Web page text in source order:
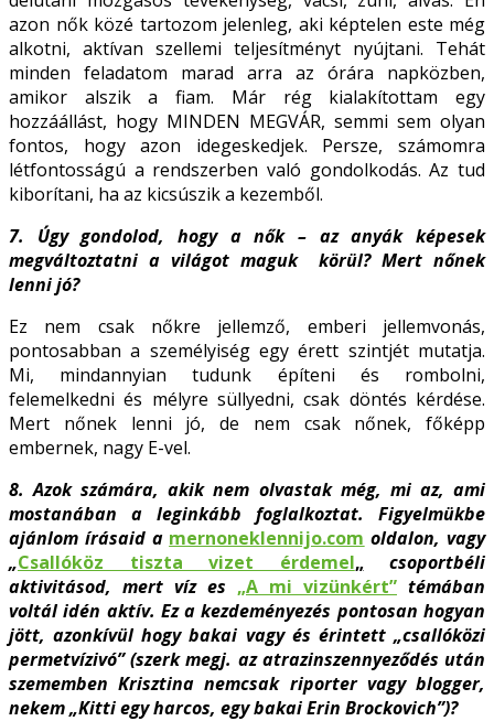
azon nők közé tartozom jelenleg, aki képtelen este még
alkotni, aktívan szellemi teljesítményt nyújtani. Tehát
minden feladatom marad arra az órára napközben,
amikor alszik a fiam. Már rég kialakítottam egy
hozzáállást, hogy MINDEN MEGVÁR, semmi sem olyan
fontos, hogy azon idegeskedjek. Persze, számomra
létfontosságú a rendszerben való gondolkodás. Az tud
kiborítani, ha az kicsúszik a kezemből.
7. Úgy gondolod, hogy a nők – az anyák képesek
megváltoztatni a világot magukkörül? Mert nőnek
lenni jó?
Ez nem csak nőkre jellemző, emberi jellemvonás,
pontosabban a személyiség egy érett szintjét mutatja.
Mi, mindannyian tudunk építeni és rombolni,
felemelkedni és mélyre süllyedni, csak döntés kérdése.
Mert nőnek lenni jó, de nem csak nőnek, főképp
embernek, nagy E-vel.
8. Azok számára, akik nem olvastak még, mi az, ami
mostanában a leginkább foglalkoztat. Figyelmükbe
ajánlom írásaid a mernoneklennijo.com oldalon, vagy
„Csallóköz tiszta vizet érdemel„csoportbéli
aktivitásod, mert víz es „A mi vizünkért” témában
voltál idén aktív. Ez a kezdeményezés pontosan hogyan
jött, azonkívül hogy bakai vagy és érintett „csallóközi
permetvízivó” (szerk megj. az atrazinszennyeződés után
szememben Krisztina nemcsak riporter vagy blogger,
nekem „Kitti egy harcos, egy bakai Erin Brockovich”)?